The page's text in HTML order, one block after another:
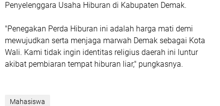
Penyelenggara Usaha Hiburan di Kabupaten Demak.
‎"Penegakan Perda Hiburan ini adalah harga mati demi
mewujudkan serta menjaga marwah Demak sebagai Kota
Wali. Kami tidak ingin identitas religius daerah ini luntur
akibat pembiaran tempat hiburan liar," pungkasnya.
Mahasiswa